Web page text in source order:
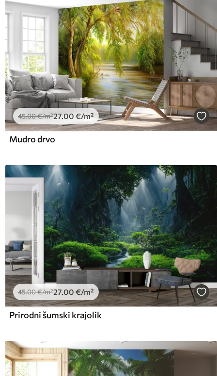
45.00€/m²27.00 €/m²
Mudro drvo
45.00€/m²27.00 €/m²
Prirodni šumski krajolik